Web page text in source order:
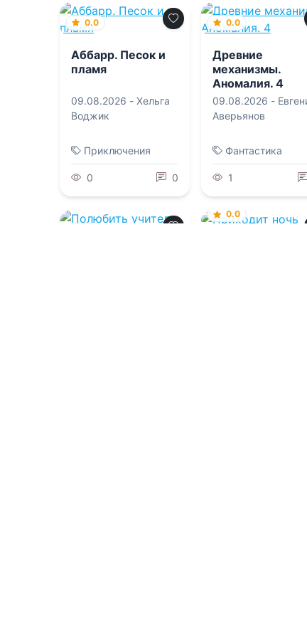
0.0
Аббарр. Песок и
пламя
09.08.2026 - Хельга
Воджик
Приключения
0 0
0.0
Древние
механизмы.
Аномалия. 4
09.08.2026 -
Аверьянов
Фантастика
1
0.0